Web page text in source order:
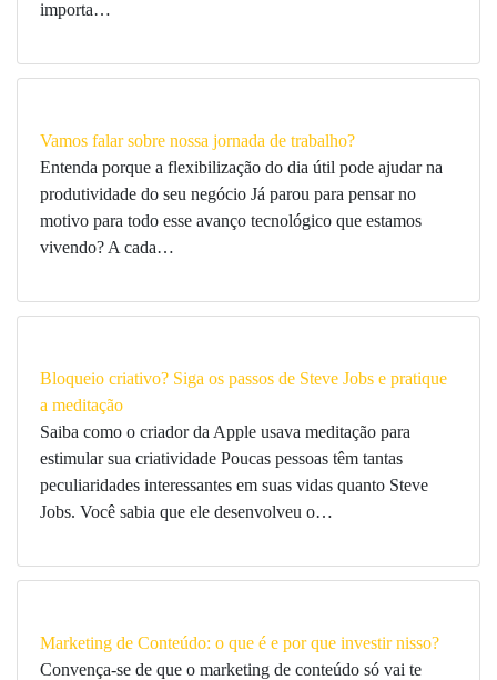
importa…
Vamos falar sobre nossa jornada de trabalho?
Entenda porque a flexibilização do dia útil pode ajudar na
produtividade do seu negócio Já parou para pensar no
motivo para todo esse avanço tecnológico que estamos
vivendo? A cada…
Bloqueio criativo? Siga os passos de Steve Jobs e pratique
a meditação
Saiba como o criador da Apple usava meditação para
estimular sua criatividade Poucas pessoas têm tantas
peculiaridades interessantes em suas vidas quanto Steve
Jobs. Você sabia que ele desenvolveu o…
Marketing de Conteúdo: o que é e por que investir nisso?
Convença-se de que o marketing de conteúdo só vai te